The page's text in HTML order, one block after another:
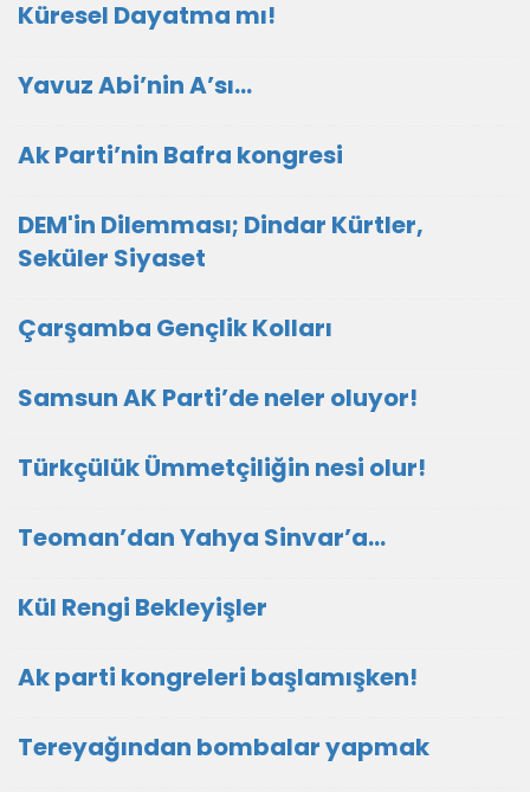
Küresel Dayatma mı!
Yavuz Abi’nin A’sı…
Ak Parti’nin Bafra kongresi
DEM'in Dilemması; Dindar Kürtler,
Seküler Siyaset
Çarşamba Gençlik Kolları
Samsun AK Parti’de neler oluyor!
Türkçülük Ümmetçiliğin nesi olur!
Teoman’dan Yahya Sinvar’a…
Kül Rengi Bekleyişler
Ak parti kongreleri başlamışken!
Tereyağından bombalar yapmak